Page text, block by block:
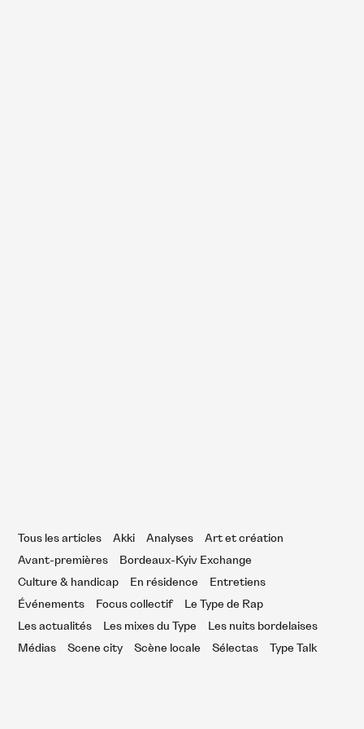
Tous les articles Akki Analyses
Art et création
Avant-premières
Bordeaux-Kyiv Exchange
Culture & handicap
En résidence
Entretiens
Événements
Focus collectif
Le Type de Rap
Les actualités
Les mixes du Type
Les nuits bordelaises
Médias
Scene city Scène locale Sélectas Type Talk